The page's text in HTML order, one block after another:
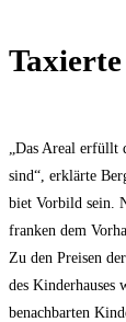
„Das Are­al
sind“, erklär­te
biet Vor­bild sein.
fran­ken dem
Zu den Prei­sen
des Kin­der­hau­ses
benach­bar­ten